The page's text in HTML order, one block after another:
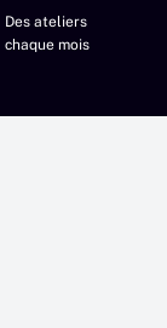
Des ateliers
chaque mois